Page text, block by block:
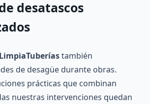
desatascos
también
de desagüe durante obras.
prácticas que combinan
nuestras intervenciones quedan